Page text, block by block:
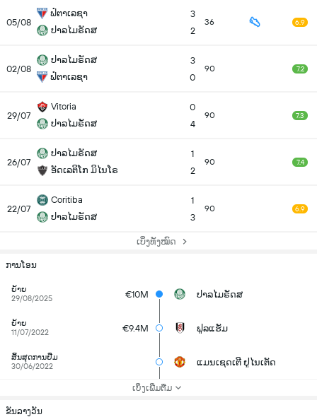
05/08
ຟໍຕາເລຊາ
ປາລໄມຣັດສ
3
2
36 6.9
02/08
ປາລໄມຣັດສ
ຟໍຕາເລຊາ
3
0
90 7.2
29/07
Vitoria
ປາລໄມຣັດສ
0
4
90 7.3
26/07
ປາລໄມຣັດສ
ອັດເລຕິໂກ ມິໄນໂຣ
1
2
90 7.4
22/07
Coritiba
ປາລໄມຣັດສ
1
3
90 6.9
ເບິ່ງທັງໝົດ
ການໂອນ
ຍ້າຍ
29/08/2025
€10M ປາລໄມຣັດສ
ຍ້າຍ
11/07/2022
€9.4M ຟູລແຮັມ
ສິ້ນສຸດການຢືມ
30/06/2022
ແມນເຊດເຕີ ຢູໄນເຕັດ
ເບິ່ງເພີ່ມຕື່ມ
ຂັນລາງວັນ